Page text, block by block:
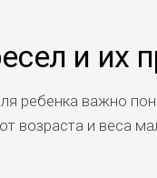
и их
ребенка важно
от возраста и веса